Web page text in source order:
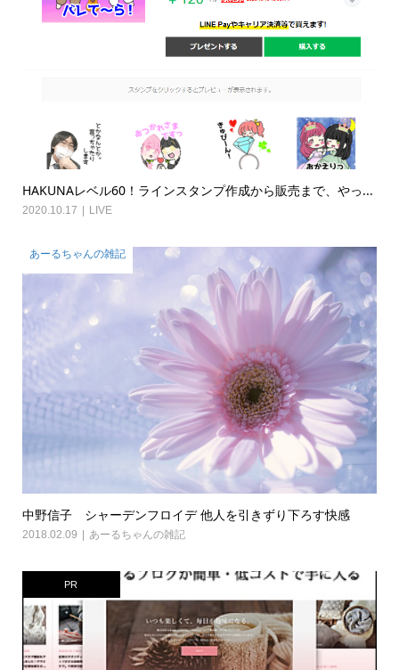
HAKUNAレベル60！ラインスタンプ作成から販売まで、やっ...
2020.10.17 LIVE
あーるちゃんの雑記
中野信子 シャーデンフロイデ 他人を引きずり下ろす快感
2018.02.09 あーるちゃんの雑記
PR